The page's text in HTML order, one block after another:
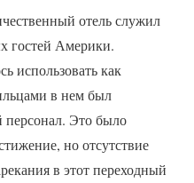
отель служил
гостей Америки.
использовать как
в нем был
Это было
но отсутствие
в этот переходный